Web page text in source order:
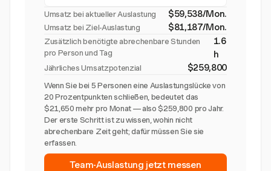
Umsatz bei aktueller Auslastung $59,538/Mon.
Umsatz bei Ziel-Auslastung $81,187/Mon.
Zusätzlich benötigte abrechenbare Stunden
pro Person und Tag
1.6
h
Jährliches Umsatzpotenzial $259,800
Wenn Sie bei 5 Personen eine Auslastungslücke von
20 Prozentpunkten schließen, bedeutet das
$21,650 mehr pro Monat — also $259,800 pro Jahr.
Der erste Schritt ist zu wissen, wohin nicht
abrechenbare Zeit geht; dafür müssen Sie sie
erfassen.
Team-Auslastung jetzt messen